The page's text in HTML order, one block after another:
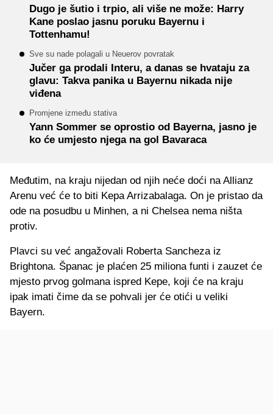
Dugo je šutio i trpio, ali više ne može: Harry
Kane poslao jasnu poruku Bayernu i
Tottenhamu!
Sve su nade polagali u Neuerov povratak
Jučer ga prodali Interu, a danas se hvataju za
glavu: Takva panika u Bayernu nikada nije
viđena
Promjene između stativa
Yann Sommer se oprostio od Bayerna, jasno je
ko će umjesto njega na gol Bavaraca
Međutim, na kraju nijedan od njih neće doći na Allianz
Arenu već će to biti Kepa Arrizabalaga. On je pristao da
ode na posudbu u Minhen, a ni Chelsea nema ništa
protiv.
Plavci su već angažovali Roberta Sancheza iz
Brightona. Španac je plaćen 25 miliona funti i zauzet će
mjesto prvog golmana ispred Kepe, koji će na kraju
ipak imati čime da se pohvali jer će otići u veliki
Bayern.